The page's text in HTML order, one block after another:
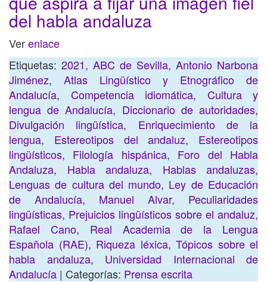
del habla andaluza
Verenlace
Etiquetas: 2021, ABC de Sevilla, Antonio Narbona
Jiménez, Atlas Lingüístico y Etnográfico de
Andalucía, Competencia idiomática, Cultura y
lengua de Andalucía, Diccionario de autoridades,
Divulgación lingüística, Enriquecimiento de la
lengua, Estereotipos del andaluz, Estereotipos
lingüísticos, Filología hispánica, Foro del Habla
Andaluza, Habla andaluza, Hablas andaluzas,
Lenguas de cultura del mundo, Ley de Educación
de Andalucía, Manuel Alvar, Peculiaridades
lingüísticas, Prejuicios lingüísticos sobre el andaluz,
Rafael Cano, Real Academia de la Lengua
Española (RAE), Riqueza léxica, Tópicos sobre el
habla andaluza, Universidad Internacional de
Andalucía | Categorías: Prensa escrita